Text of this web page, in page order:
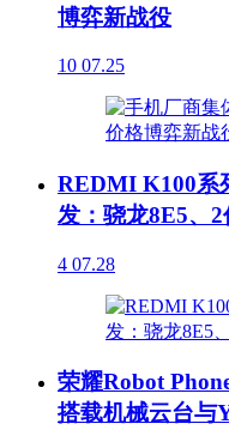
博弈新战役
10 07.25
REDMI K100系
发：骁龙8E5、
4 07.28
荣耀Robot
搭载机械云台与